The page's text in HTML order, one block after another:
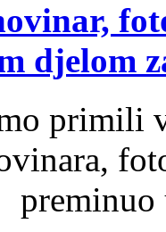
djelom
primili